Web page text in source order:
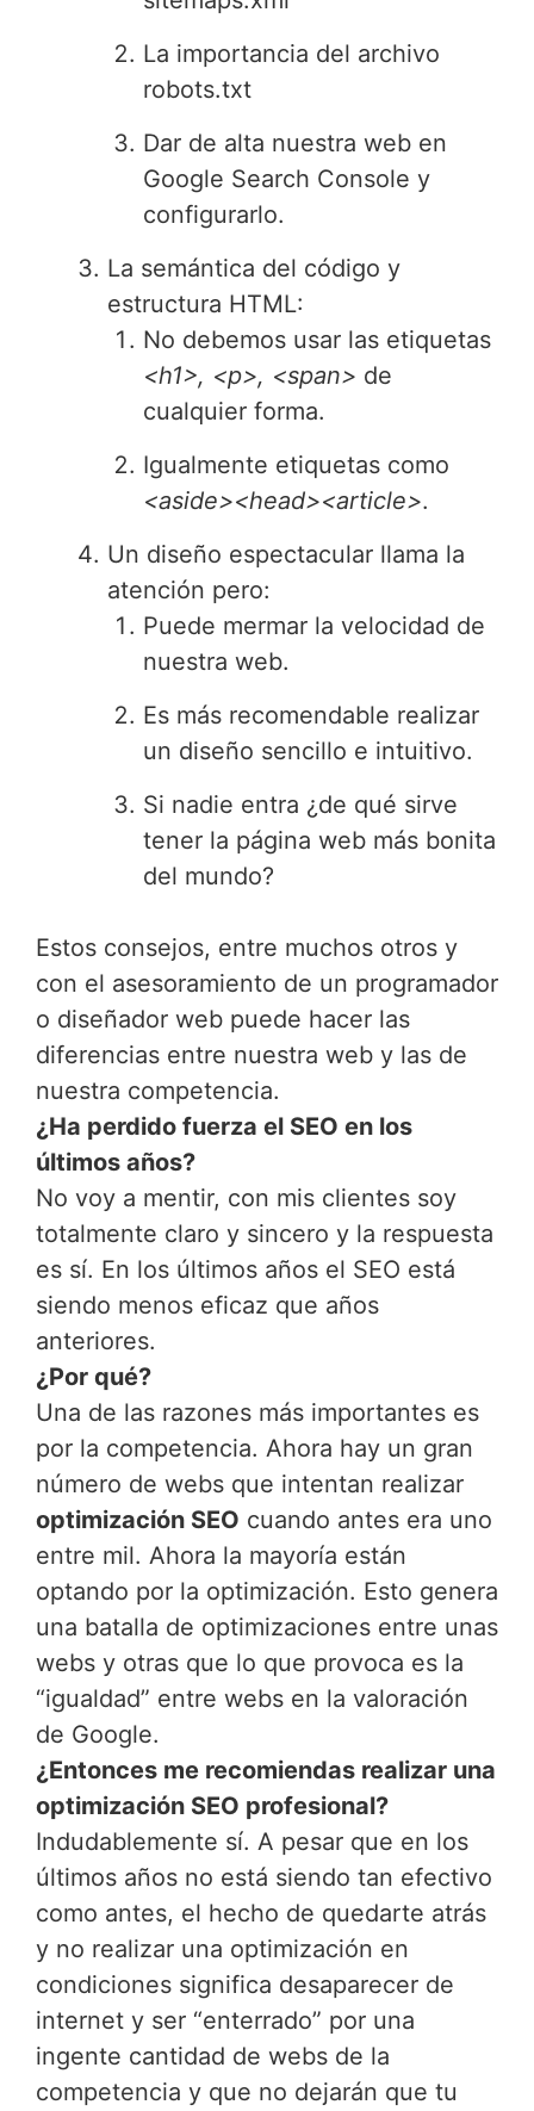
La importancia del archivo
robots.txt
Dar de alta nuestra web en
Google Search Console y
configurarlo.
La semántica del código y
estructura HTML:
No debemos usar las etiquetas
<h1>, <p>, <span> de
cualquier forma.
Igualmente etiquetas como
<aside><head><article>.
Un diseño espectacular llama la
atención pero:
Puede mermar la velocidad de
nuestra web.
Es más recomendable realizar
un diseño sencillo e intuitivo.
Si nadie entra ¿de qué sirve
tener la página web más bonita
del mundo?
Estos consejos, entre muchos otros y
con el asesoramiento de un programador
o diseñador web puede hacer las
diferencias entre nuestra web y las de
nuestra competencia.
¿Ha perdido fuerza el SEO en los
últimos años?
No voy a mentir, con mis clientes soy
totalmente claro y sincero y la respuesta
es sí. En los últimos años el SEO está
siendo menos eficaz que años
anteriores.
¿Por qué?
Una de las razones más importantes es
por la competencia. Ahora hay un gran
número de webs que intentan realizar
optimización SEO cuando antes era uno
entre mil. Ahora la mayoría están
optando por la optimización. Esto genera
una batalla de optimizaciones entre unas
webs y otras que lo que provoca es la
“igualdad” entre webs en la valoración
de Google.
¿Entonces me recomiendas realizar una
optimización SEO profesional?
Indudablemente sí. A pesar que en los
últimos años no está siendo tan efectivo
como antes, el hecho de quedarte atrás
y no realizar una optimización en
condiciones significa desaparecer de
internet y ser “enterrado” por una
ingente cantidad de webs de la
competencia y que no dejarán que tu